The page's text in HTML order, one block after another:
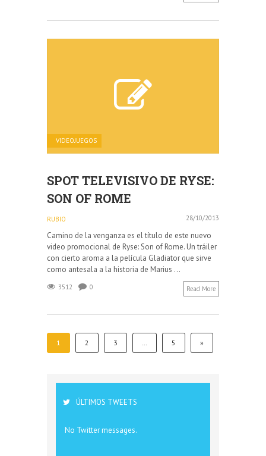
VIDEOJUEGOS
SPOT TELEVISIVO DE RYSE:
SON OF ROME
RUBIO 28/10/2013
Camino de la venganza es el título de este nuevo
video promocional de Ryse: Son of Rome. Un tráiler
con cierto aroma a la película Gladiator que sirve
como antesala a la historia de Marius ...
3512 0 Read More
1 2 3 … 5 »
ÚLTIMOS TWEETS
No Twitter messages.